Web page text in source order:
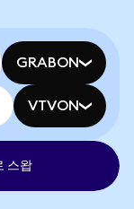
GRABON
VTVON
스왑